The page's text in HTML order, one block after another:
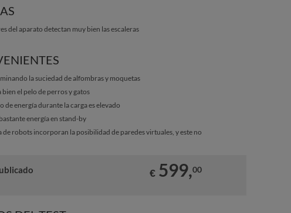
del aparato detectan muy bien las escaleras
la suciedad de alfombras y moquetas
bien el pelo de perros y gatos
de energía durante la carga es elevado
energía en stand-by
de robots incorporan la posibilidad de paredes virtuales, y este no
€ 599,00